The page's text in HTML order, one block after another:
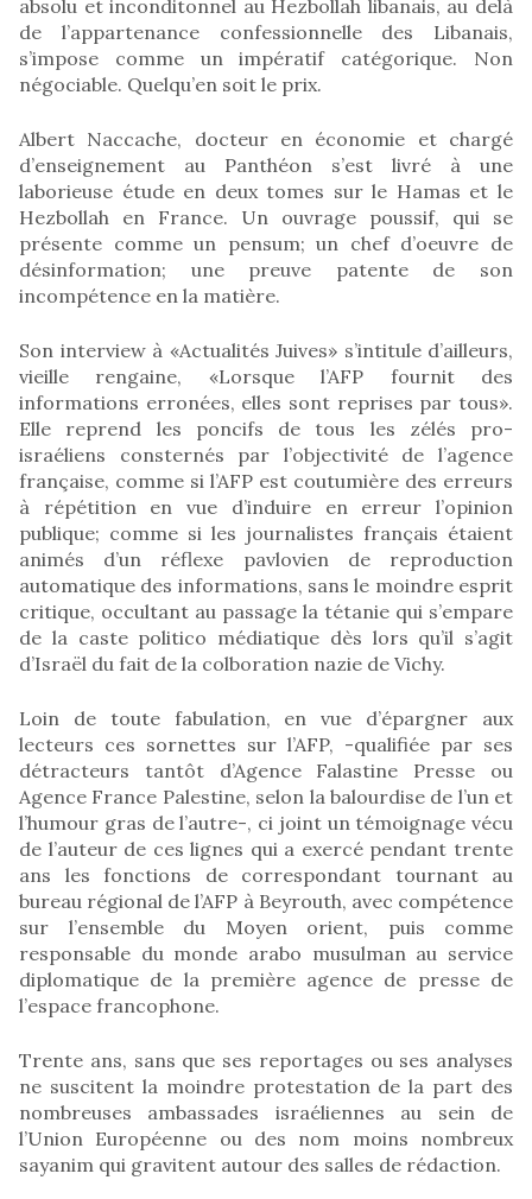
absolu et inconditonnel au Hezbollah libanais, au delà
de l’appartenance confessionnelle des Libanais,
s’impose comme un impératif catégorique. Non
négociable. Quelqu’en soit le prix.
Albert Naccache, docteur en économie et chargé
d’enseignement au Panthéon s’est livré à une
laborieuse étude en deux tomes sur le Hamas et le
Hezbollah en France. Un ouvrage poussif, qui se
présente comme un pensum; un chef d’oeuvre de
désinformation; une preuve patente de son
incompétence en la matière.
Son interview à «Actualités Juives» s’intitule d’ailleurs,
vieille rengaine, «Lorsque l’AFP fournit des
informations erronées, elles sont reprises par tous».
Elle reprend les poncifs de tous les zélés pro-
israéliens consternés par l’objectivité de l’agence
française, comme si l’AFP est coutumière des erreurs
à répétition en vue d’induire en erreur l’opinion
publique; comme si les journalistes français étaient
animés d’un réflexe pavlovien de reproduction
automatique des informations, sans le moindre esprit
critique, occultant au passage la tétanie qui s’empare
de la caste politico médiatique dès lors qu’il s’agit
d’Israël du fait de la colboration nazie de Vichy.
Loin de toute fabulation, en vue d’épargner aux
lecteurs ces sornettes sur l’AFP, -qualifiée par ses
détracteurs tantôt d’Agence Falastine Presse ou
Agence France Palestine, selon la balourdise de l’un et
l’humour gras de l’autre-, ci joint un témoignage vécu
de l’auteur de ces lignes qui a exercé pendant trente
ans les fonctions de correspondant tournant au
bureau régional de l’AFP à Beyrouth, avec compétence
sur l’ensemble du Moyen orient, puis comme
responsable du monde arabo musulman au service
diplomatique de la première agence de presse de
l’espace francophone.
Trente ans, sans que ses reportages ou ses analyses
ne suscitent la moindre protestation de la part des
nombreuses ambassades israéliennes au sein de
l’Union Européenne ou des nom moins nombreux
sayanim qui gravitent autour des salles de rédaction.